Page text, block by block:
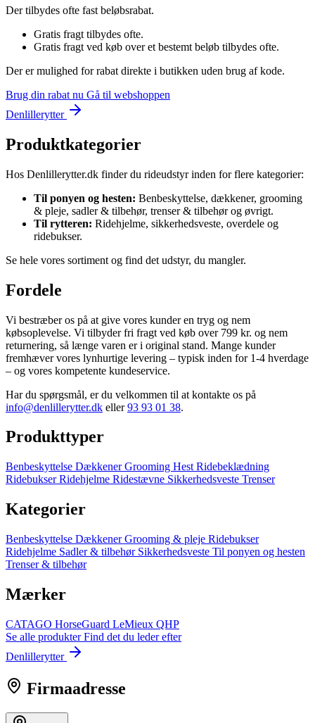
Der tilbydes ofte fast beløbsrabat.
Gratis fragt tilbydes ofte.
Gratis fragt ved køb over et bestemt beløb tilbydes ofte.
Der er mulighed for rabat direkte i butikken uden brug af kode.
Brug din rabat nu Gå til webshoppen
Denlillerytter
Produktkategorier
Hos Denlillerytter.dk finder du rideudstyr inden for flere kategorier:
Til ponyen og hesten: Benbeskyttelse, dækkener, grooming
& pleje, sadler & tilbehør, trenser & tilbehør og øvrigt.
Til rytteren: Ridehjelme, sikkerhedsveste, overdele og
ridebukser.
Se hele vores sortiment og find det udstyr, du mangler.
Fordele
Vi bestræber os på at give vores kunder en tryg og nem
købsoplevelse. Vi tilbyder fri fragt ved køb over 799 kr. og nem
returnering, så længe varen er i original stand. Mange kunder
fremhæver vores lynhurtige levering – typisk inden for 1-4 hverdage
– og vores kompetente kundeservice.
Har du spørgsmål, er du velkommen til at kontakte os på
info@denlillerytter.dk eller93 93 01 38.
Produkttyper
Benbeskyttelse DækkenerGrooming Hest Ridebeklædning
RidebukserRidehjelme Ridestævne Sikkerhedsveste Trenser
Kategorier
Benbeskyttelse DækkenerGrooming & pleje Ridebukser
Ridehjelme Sadler & tilbehør Sikkerhedsveste Til ponyen og hesten
Trenser & tilbehør
Mærker
CATAGO HorseGuard LeMieux QHP
Se alle produkterFind det du leder efter
Denlillerytter
Firmaadresse